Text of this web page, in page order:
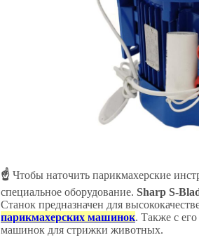
☝ Чтобы наточить парикмахерские
специальное оборудование. Sharp S-
Станок предназначен для
парикмахерских машинок. Также с
машинок для стрижки животных.